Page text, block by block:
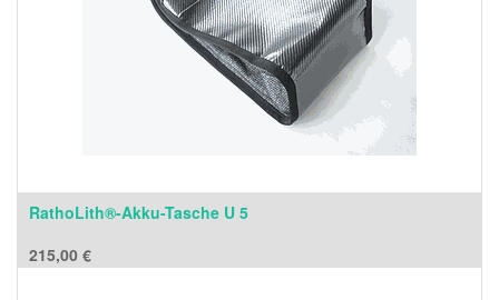
RathoLith®-Akku-Tasche U 5
215,00 €